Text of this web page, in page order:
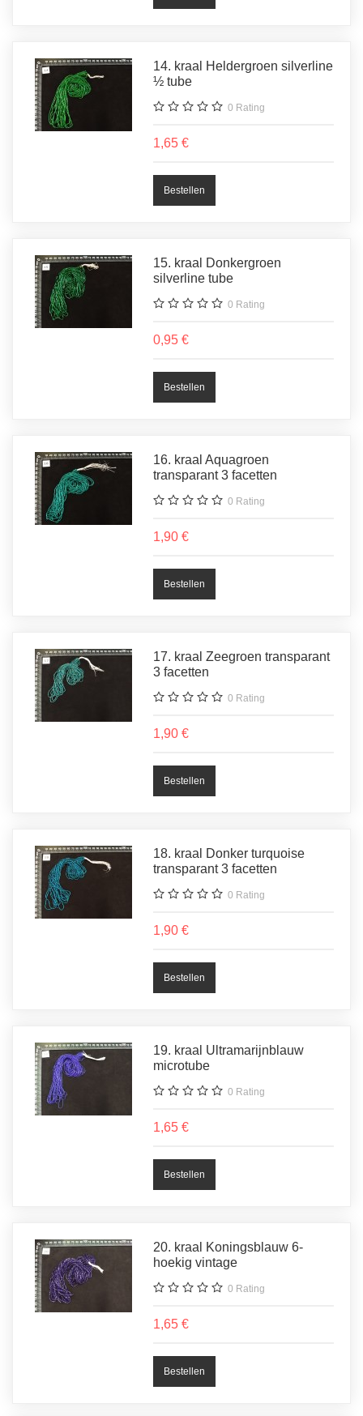
14. kraal Heldergroen silverline
½ tube
0 Rating
1,65 €
15. kraal Donkergroen
silverline tube
0 Rating
0,95 €
16. kraal Aquagroen
transparant 3 facetten
0 Rating
1,90 €
17. kraal Zeegroen transparant
3 facetten
0 Rating
1,90 €
18. kraal Donker turquoise
transparant 3 facetten
0 Rating
1,90 €
19. kraal Ultramarijnblauw
microtube
0 Rating
1,65 €
20. kraal Koningsblauw 6-
hoekig vintage
0 Rating
1,65 €